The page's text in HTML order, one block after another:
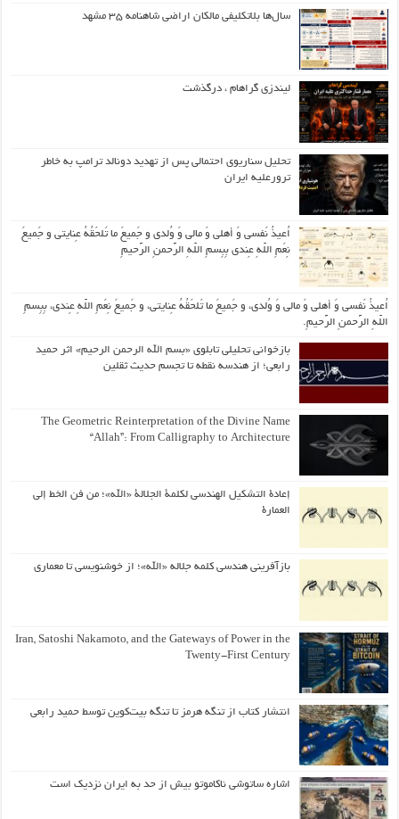
سال‌ها بلاتکلیفی مالکان اراضی شاهنامه ۳۵ مشهد
لیندزی گراهام ، درگذشت
تحلیل سناریوی احتمالی پس از تهدید دونالد ترامپ به خاطر
ترورعلیه ایران
اُعیذُ نَفسی وَ أهلی وَ مالی وَ وُلدی و جَمیعَ ما تَلحَقُهُ عِنایتی و جَمیعَ
نِعَمِ اللّهِ عِندی بِبِسمِ اللّهِ الرَّحمنِ الرَّحیمِ
اُعیذُ نَفسی وَ أهلی وَ مالی وَ وُلدی، و جَمیعَ ما تَلحَقُهُ عِنایتی، و جَمیعَ نِعَمِ اللّهِ عِندی، بِبِسمِ
اللّهِ الرَّحمنِ الرَّحیمِ.
بازخوانی تحلیلی تابلوی «بسم الله الرحمن الرحیم» اثر حمید
رابعی؛ از هندسه نقطه تا تجسم حدیث ثقلین
The Geometric Reinterpretation of the Divine Name
“Allah”: From Calligraphy to Architecture
إعادة التشكيل الهندسي لكلمة الجلالة «الله»؛ من فن الخط إلى
العمارة
بازآفرینی هندسی کلمه جلاله «الله»؛ از خوشنویسی تا معماری
Iran, Satoshi Nakamoto, and the Gateways of Power in the
Twenty-First Century
انتشار کتاب از تنگه هرمز تا تنگه بیت‌کوین توسط حمید رابعی
اشاره ساتوشی ناکاموتو بیش از حد به ایران نزدیک است